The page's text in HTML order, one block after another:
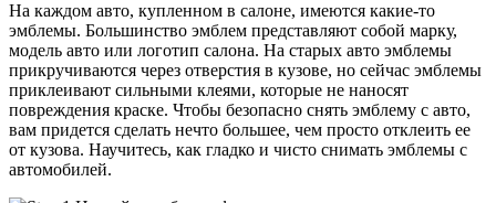
На каждом авто, купленном в салоне, имеются какие-то
эмблемы. Большинство эмблем представляют собой марку,
модель авто или логотип салона. На старых авто эмблемы
прикручиваются через отверстия в кузове, но сейчас эмблемы
приклеивают сильными клеями, которые не наносят
повреждения краске. Чтобы безопасно снять эмблему с авто,
вам придется сделать нечто большее, чем просто отклеить ее
от кузова. Научитесь, как гладко и чисто снимать эмблемы с
автомобилей.